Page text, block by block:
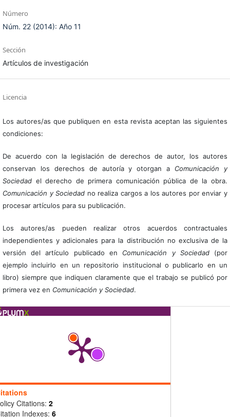
Número
Núm. 22 (2014): Año 11
Sección
Artículos de investigación
Licencia
Los autores/as que publiquen en esta revista aceptan las siguientes
condiciones:
De acuerdo con la legislación de derechos de autor, los autores
conservan los derechos de autoría y otorgan a Comunicación y
Sociedadel derecho de primera comunicación pública de la obra.
Comunicación y Sociedad no realiza cargos a los autores por enviar y
procesar artículos para su publicación.
Los autores/as pueden realizar otros acuerdos contractuales
independientes y adicionales para la distribución no exclusiva de la
versión del artículo publicado en Comunicación y Sociedad(por
ejemplo incluirlo en un repositorio institucional o publicarlo en un
libro) siempre que indiquen claramente que el trabajo se publicó por
primera vez en Comunicación y Sociedad.
Citations: 2
Indexes: 6